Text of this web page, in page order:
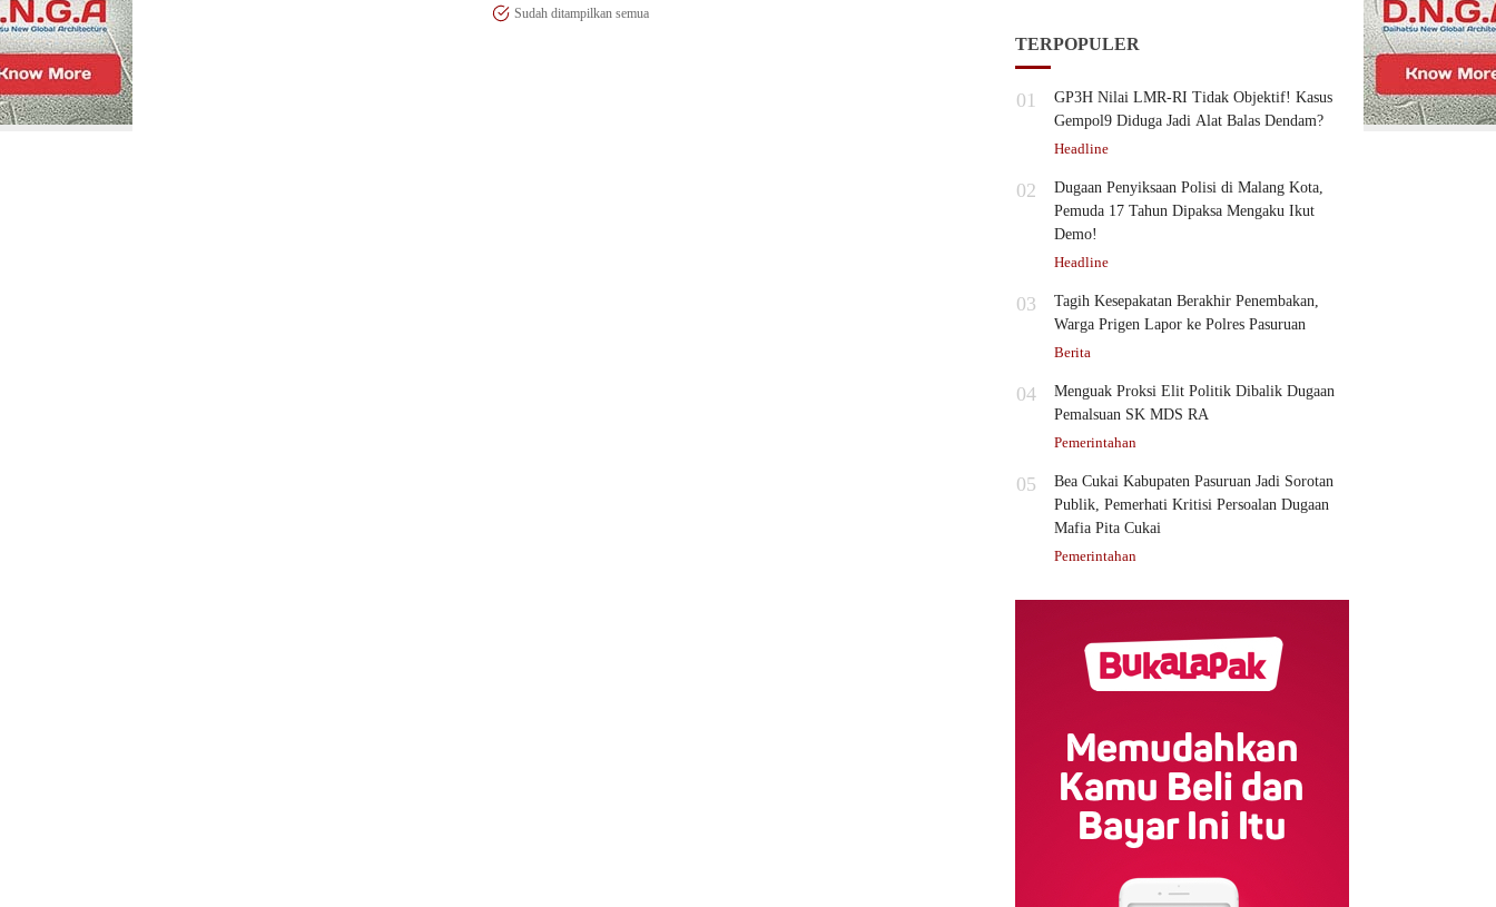
Sudah ditampilkan semua
TERPOPULER
01
GP3H Nilai LMR-RI Tidak Objektif! Kasus
Gempol9 Diduga Jadi Alat Balas Dendam?
Headline
02
Dugaan Penyiksaan Polisi di Malang Kota,
Pemuda 17 Tahun Dipaksa Mengaku Ikut
Demo!
Headline
03
Tagih Kesepakatan Berakhir Penembakan,
Warga Prigen Lapor ke Polres Pasuruan
Berita
04
Menguak Proksi Elit Politik Dibalik Dugaan
Pemalsuan SK MDS RA
Pemerintahan
05
Bea Cukai Kabupaten Pasuruan Jadi Sorotan
Publik, Pemerhati Kritisi Persoalan Dugaan
Mafia Pita Cukai
Pemerintahan